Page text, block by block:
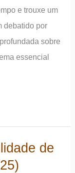
e trouxe um
debatido por
sobre
essencial
de